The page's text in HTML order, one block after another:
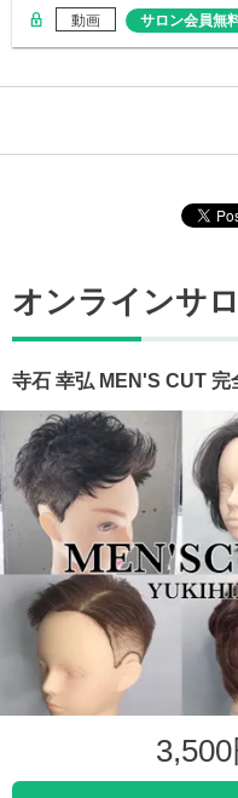
動画 サロン会員無
オンラインサ
寺石 幸弘 MEN'S CUT 完
3,500